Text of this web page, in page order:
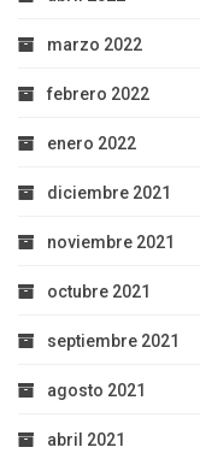
marzo 2022
febrero 2022
enero 2022
diciembre 2021
noviembre 2021
octubre 2021
septiembre 2021
agosto 2021
abril 2021